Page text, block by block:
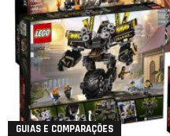
GUIAS E COMPARAÇÕES